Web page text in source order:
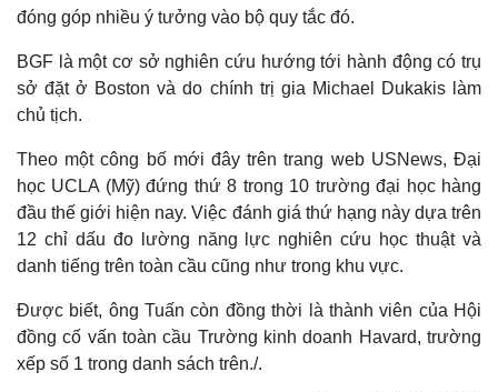
đóng góp nhiều ý tưởng vào bộ quy tắc đó.
BGF là một cơ sở nghiên cứu hướng tới hành động có trụ
sở đặt ở Boston và do chính trị gia Michael Dukakis làm
chủ tịch.
Theo một công bố mới đây trên trang web USNews, Đại
học UCLA (Mỹ) đứng thứ 8 trong 10 trường đại học hàng
đầu thế giới hiện nay. Việc đánh giá thứ hạng này dựa trên
12 chỉ dấu đo lường năng lực nghiên cứu học thuật và
danh tiếng trên toàn cầu cũng như trong khu vực.
Được biết, ông Tuấn còn đồng thời là thành viên của Hội
đồng cố vấn toàn cầu Trường kinh doanh Havard, trường
xếp số 1 trong danh sách trên./.